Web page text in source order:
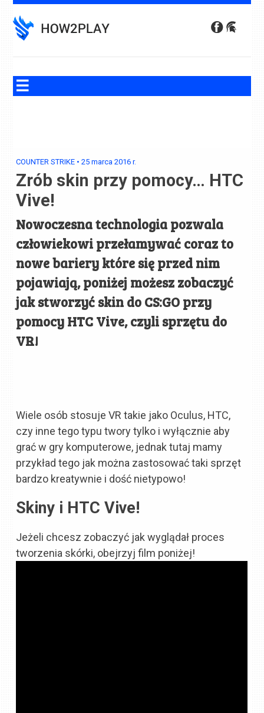
to
content
COUNTER STRIKE •25 marca 2016 r.
Zrób skin przy pomocy… HTC
Vive!
Nowoczesna technologia pozwala
człowiekowi przełamywać coraz to
nowe bariery które się przed nim
pojawiają, poniżej możesz zobaczyć
jak stworzyć skin do CS:GO przy
pomocy HTC Vive, czyli sprzętu do
VR!
Wiele osób stosuje VR takie jako Oculus, HTC,
czy inne tego typu twory tylko i wyłącznie aby
grać w gry komputerowe, jednak tutaj mamy
przykład tego jak można zastosować taki sprzęt
bardzo kreatywnie i dość nietypowo!
Skiny i HTC Vive!
Jeżeli chcesz zobaczyć jak wyglądał proces
tworzenia skórki, obejrzyj film poniżej!